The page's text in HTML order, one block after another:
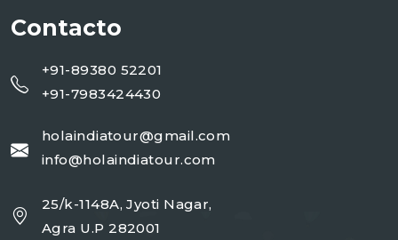
Contacto
+91-89380 52201
+91-7983424430
holaindiatour@gmail.com
info@holaindiatour.com
25/k-1148A, Jyoti Nagar,
Agra U.P 282001